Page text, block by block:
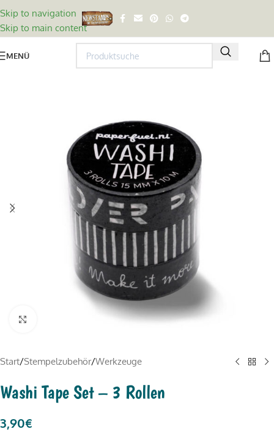
Skip to navigation
Skip to main content
MENÜ
Start/Stempelzubehör/Werkzeuge
Washi Tape Set – 3 Rollen
3,90€